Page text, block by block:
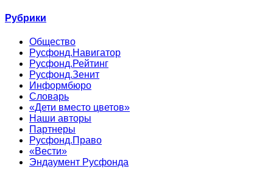
Рубрики
Общество
Русфонд.Навигатор
Русфонд.Рейтинг
Русфонд.Зенит
Информбюро
Словарь
«Дети вместо цветов»
Наши авторы
Партнеры
Русфонд.Право
«Вести»
Эндаумент Русфонда